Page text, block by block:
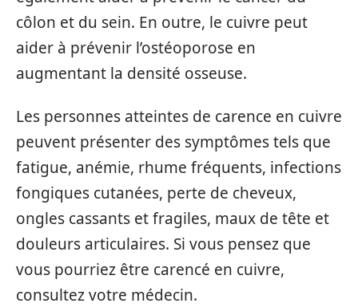
côlon et du sein. En outre, le cuivre peut
aider à prévenir l’ostéoporose en
augmentant la densité osseuse.
Les personnes atteintes de carence en cuivre
peuvent présenter des symptômes tels que
fatigue, anémie, rhume fréquents, infections
fongiques cutanées, perte de cheveux,
ongles cassants et fragiles, maux de tête et
douleurs articulaires. Si vous pensez que
vous pourriez être carencé en cuivre,
consultez votre médecin.